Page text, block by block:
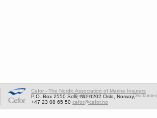
Cefor - The Nordic Association of Marine Insurers
P.O. Box 2550 Solli, NO-0202 Oslo, Norway,
+47 23 08 65 50 cefor@cefor.no
Cookies Disclaimer